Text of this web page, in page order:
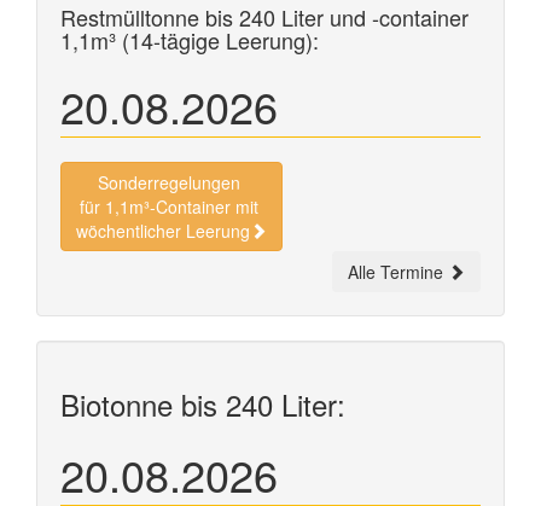
Restmülltonne bis 240 Liter und -container
1,1m³ (14-tägige Leerung):
20.08.2026
Sonderregelungen
für 1,1m³-Container mit
wöchentlicher Leerung
Alle Termine
Biotonne bis 240 Liter:
20.08.2026